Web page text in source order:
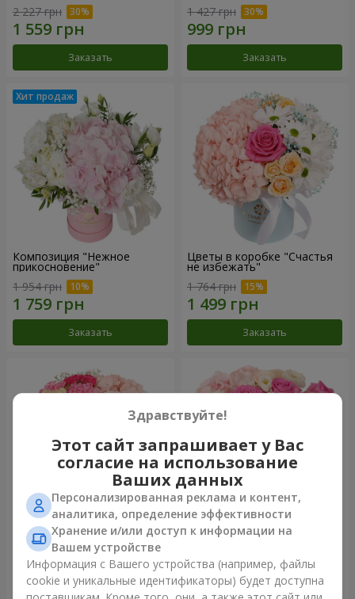
2 227 грн
Заказать
1 427 грн
Заказать
Композиция "Нежное
прикосновение"
1 954 грн
Заказать
Цветы в коробке "Счастья
не избежать"
1 764 грн
Заказать
Цветы в коробке "Соломия"
2 332 грн
Композиция "Barbie"
2 799 грн
Здравствуйте!
Этот сайт запрашивает у Вас
согласие на использование
Ваших данных
Персонализированная реклама и контент,
аналитика, определение эффективности
Хранение и/или доступ к информации на
Вашем устройстве
Информация с Вашего устройства (например, файлы
cookie и уникальные идентификаторы) будет доступна